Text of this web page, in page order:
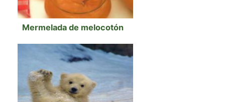
Mermelada de melocotón